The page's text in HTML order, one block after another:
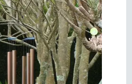
Ingresso
Salute
Piante
Pulizia Energetica